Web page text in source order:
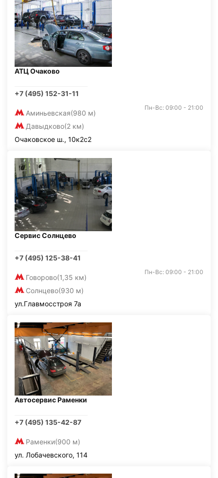
АТЦ Очаково
+7 (495) 152-31-11
Аминьевская(980 м)
Давыдково(2 км)
Пн-Вс: 09:00 - 21:00
Очаковское ш., 10к2с2
Сервис Солнцево
+7 (495) 125-38-41
Говорово(1,35 км)
Солнцево(930 м)
Пн-Вс: 09:00 - 21:00
ул.Главмосстроя 7а
Автосервис Раменки
+7 (495) 135-42-87
Раменки(900 м)
ул. Лобачевского, 114